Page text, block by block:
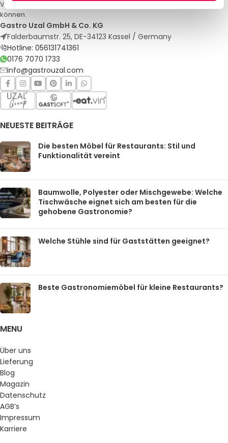
Veranstaltungen. Qualität und Service, auf die Sie sich verlassen
können.
Gastro Uzal GmbH & Co. KG
Falderbaumstr. 25, DE-34123 Kassel / Germany
Hotline: 056131741361
0176 7070 1733
info@gastrouzal.com
NEUESTE BEITRÄGE
Die besten Möbel für Restaurants: Stil und
Funktionalität vereint
Baumwolle, Polyester oder Mischgewebe: Welche
Tischwäsche eignet sich am besten für die
gehobene Gastronomie?
Welche Stühle sind für Gaststätten geeignet?
Beste Gastronomiemöbel für kleine Restaurants?
MENU
Über uns
Lieferung
Blog
Magazin
Datenschutz
AGB’s
Impressum
Karriere